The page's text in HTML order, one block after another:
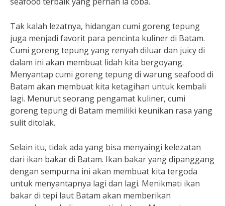
Tak kalah lezatnya, hidangan cumi goreng tepung
juga menjadi favorit para pencinta kuliner di Batam.
Cumi goreng tepung yang renyah diluar dan juicy di
dalam ini akan membuat lidah kita bergoyang.
Menyantap cumi goreng tepung di warung seafood di
Batam akan membuat kita ketagihan untuk kembali
lagi. Menurut seorang pengamat kuliner, cumi
goreng tepung di Batam memiliki keunikan rasa yang
sulit ditolak.
Selain itu, tidak ada yang bisa menyaingi kelezatan
dari ikan bakar di Batam. Ikan bakar yang dipanggang
dengan sempurna ini akan membuat kita tergoda
untuk menyantapnya lagi dan lagi. Menikmati ikan
bakar di tepi laut Batam akan memberikan